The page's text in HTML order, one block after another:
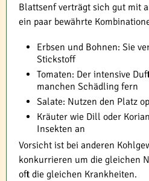
Blattsenf verträgt sich gut mit
ein paar bewährte
Erbsen und Bohnen: Sie
Stickstoff
Tomaten: Der intensive
manchen Schädling fern
Salate: Nutzen den Platz
Kräuter wie Dill oder
Insekten an
Vorsicht ist bei anderen
konkurrieren um die gleichen
oft die gleichen Krankheiten.